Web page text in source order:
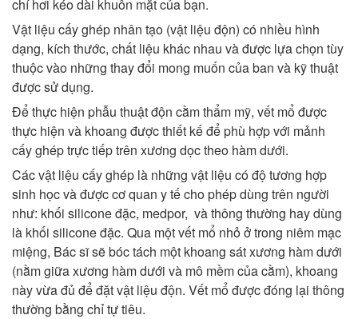
chí hơi kéo dài khuôn mặt của bạn.
Vật liệu cấy ghép nhân tạo (vật liệu độn) có nhiều hình
dạng, kích thước, chất liệu khác nhau và được lựa chọn tùy
thuộc vào những thay đổi mong muốn của ban và kỹ thuật
được sử dụng.
Để thực hiện phẫu thuật độn cằm thẩm mỹ, vết mổ được
thực hiện và khoang được thiết kế để phù hợp với mảnh
cấy ghép trực tiếp trên xương dọc theo hàm dưới.
Các vật liệu cấy ghép là những vật liệu có độ tương hợp
sinh học và được cơ quan y tế cho phép dùng trên người
như: khối silicone đặc, medpor, và thông thường hay dùng
là khối silicone đặc. Qua một vết mổ nhỏ ở trong niêm mạc
miệng, Bác sĩ sẽ bóc tách một khoang sát xương hàm dưới
(nằm giữa xương hàm dưới và mô mềm của cằm), khoang
này vừa đủ để đặt vật liệu độn. Vết mổ được đóng lại thông
thường bằng chỉ tự tiêu.